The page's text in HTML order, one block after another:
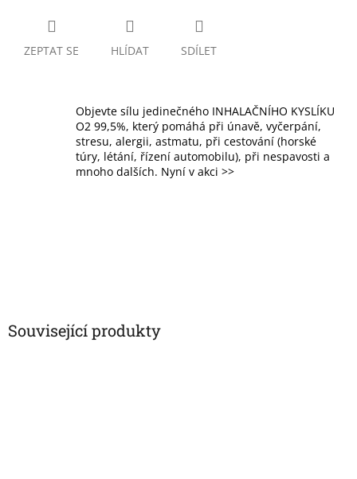
ZEPTAT SE HLÍDAT SDÍLET
Objevte sílu jedinečného INHALAČNÍHO KYSLÍKU
O2 99,5%, který pomáhá při únavě, vyčerpání,
stresu, alergii, astmatu, při cestování (horské
túry, létání, řízení automobilu), při nespavosti a
mnoho dalších. Nyní v akci >>
Související produkty